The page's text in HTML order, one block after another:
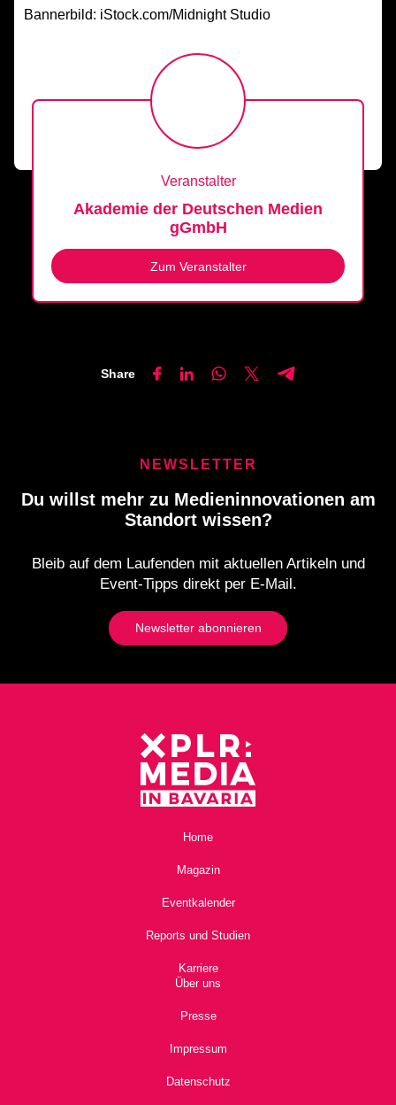
Bannerbild: iStock.com/Midnight Studio
Veranstalter
Akademie der Deutschen Medien
gGmbH
Zum Veranstalter
Share
NEWSLETTER
Du willst mehr zu Medieninnovationen am
Standort wissen?
Bleib auf dem Laufenden mit aktuellen Artikeln und
Event-Tipps direkt per E-Mail.
Newsletter abonnieren
Home
Magazin
Eventkalender
Reports und Studien
Karriere
Über uns
Presse
Impressum
Datenschutz